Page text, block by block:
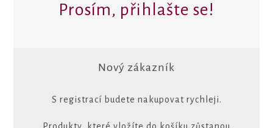
Prosím, přihlašte se!
Nový zákazník
S registrací budete nakupovat rychleji.